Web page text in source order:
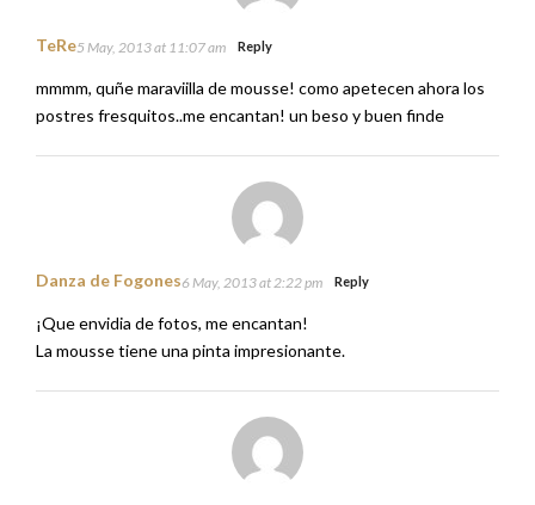
TeRe5 May, 2013 at 11:07 am Reply
mmmm, quñe maraviilla de mousse! como apetecen ahora los
postres fresquitos..me encantan! un beso y buen finde
Danza de Fogones6 May, 2013 at 2:22 pm Reply
¡Que envidia de fotos, me encantan!
La mousse tiene una pinta impresionante.